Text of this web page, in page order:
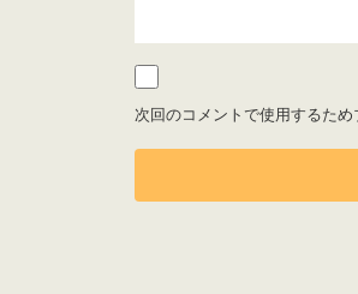
次回のコメントで使用するた